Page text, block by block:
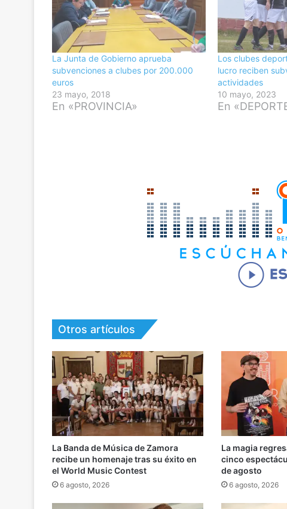
La Junta de Gobierno aprueba
subvenciones a clubes por 200.000
euros
23 mayo, 2018
En «PROVINCIA»
Los clubes
lucro reciben
actividades
10 mayo, 2023
En
Otros artículos
La Banda de Música de Zamora
recibe un homenaje tras su éxito en
el World Music Contest
6 agosto, 2026
La magia
cinco
de agosto
6 agosto, 2026